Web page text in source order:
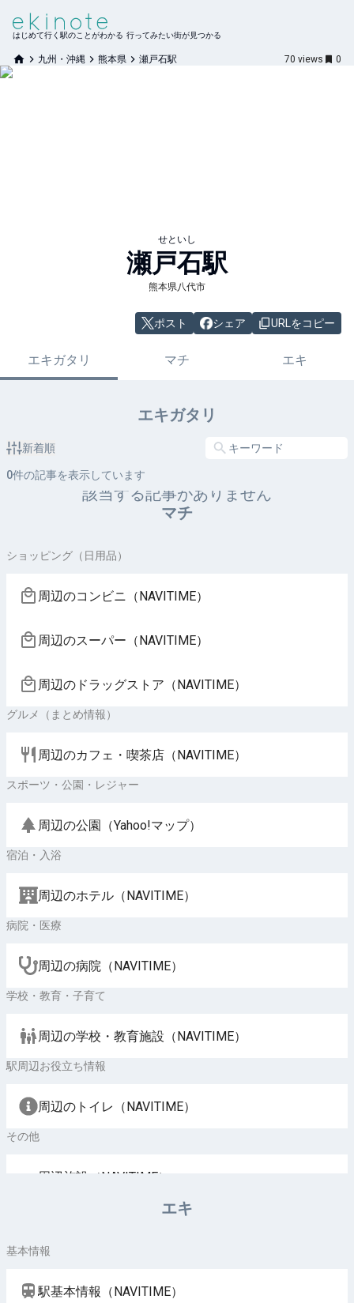
はじめて行く駅のことがわかる 行ってみたい街が見つかる
九州・沖縄 熊本県 瀬戸石駅 70 views 0
せといし
瀬戸石駅
熊本県八代市
ポスト シェア URLをコピー
エキガタリ マチ エキ
エキガタリ
新着順
0件の記事を表示しています
該当する記事がありません
マチ
ショッピング（日用品）
周辺のコンビニ（NAVITIME）
周辺のスーパー（NAVITIME）
周辺のドラッグストア（NAVITIME）
グルメ（まとめ情報）
周辺のカフェ・喫茶店（NAVITIME）
スポーツ・公園・レジャー
周辺の公園（Yahoo!マップ）
宿泊・入浴
周辺のホテル（NAVITIME）
病院・医療
周辺の病院（NAVITIME）
学校・教育・子育て
周辺の学校・教育施設（NAVITIME）
駅周辺お役立ち情報
周辺のトイレ（NAVITIME）
その他
周辺施設（NAVITIME）
エキ
基本情報
駅基本情報（NAVITIME）